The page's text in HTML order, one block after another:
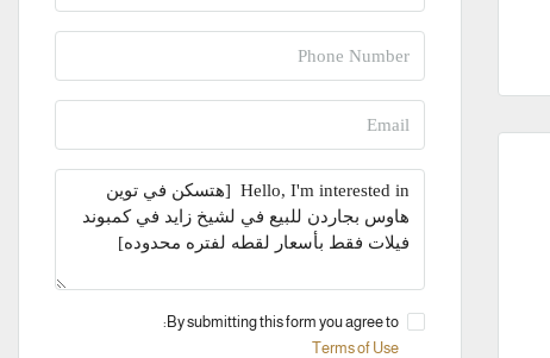
By submitting this form you agree to:
Terms of Use